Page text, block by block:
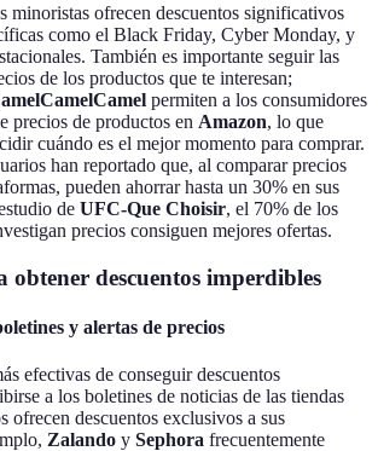
minoristas ofrecen descuentos significativos
como el Black Friday, Cyber Monday, y
También es importante seguir las
de los productos que te interesan;
permiten a los consumidores
precios de productos en Amazon, lo que
cuándo es el mejor momento para comprar.
han reportado que, al comparar precios
pueden ahorrar hasta un 30% en sus
de UFC-Que Choisir, el 70% de los
precios consiguen mejores ofertas.
obtener descuentos imperdibles
y alertas de precios
efectivas de conseguir descuentos
a los boletines de noticias de las tiendas
ofrecen descuentos exclusivos a sus
Zalando y Sephora frecuentemente